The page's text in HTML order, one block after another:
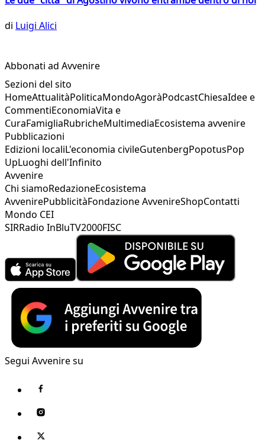
di Luigi Alici
Abbonati ad Avvenire
Sezioni del sito
HomeAttualitàPoliticaMondoAgoràPodcastChiesaIdee e
CommentiEconomiaVita e
CuraFamigliaRubricheMultimediaEcosistema avvenire
Pubblicazioni
Edizioni localiL'economia civileGutenbergPopotusPop
UpLuoghi dell'Infinito
Avvenire
Chi siamoRedazioneEcosistema
AvvenirePubblicitàFondazione AvvenireShopContatti
Mondo CEI
SIRRadio InBluTV2000FISC
Segui Avvenire su